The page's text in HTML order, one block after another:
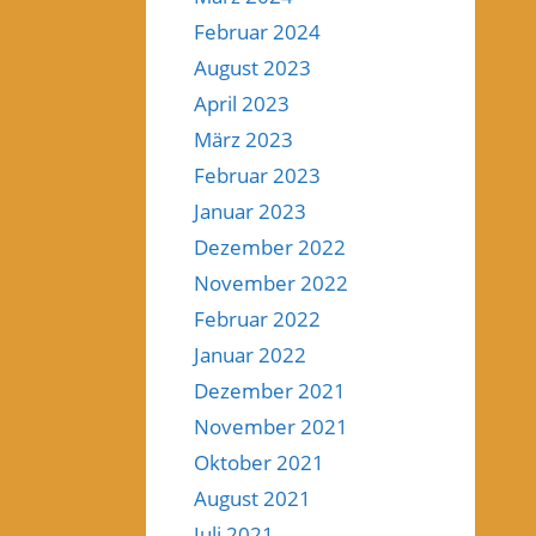
Februar 2024
August 2023
April 2023
März 2023
Februar 2023
Januar 2023
Dezember 2022
November 2022
Februar 2022
Januar 2022
Dezember 2021
November 2021
Oktober 2021
August 2021